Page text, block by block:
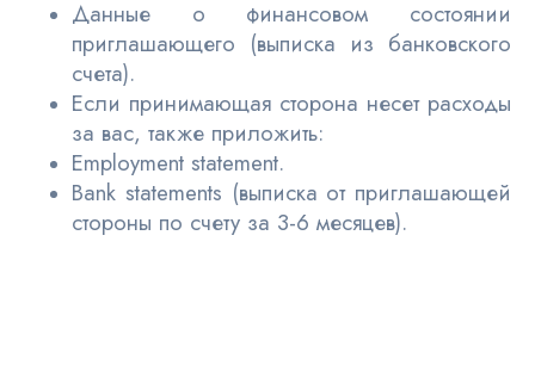
Данные о финансовом состоянии
приглашающего (выписка из банковского
счета).
Если принимающая сторона несет расходы
за вас, также приложить:
Employment statement.
Bank statements (выписка от приглашающей
стороны по счету за 3-6 месяцев).